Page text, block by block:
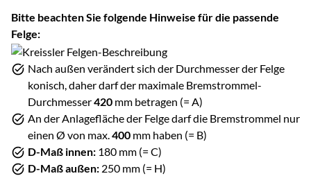
Bitte beachten Sie folgende Hinweise für die passende
Felge:
Nach außen verändert sich der Durchmesser der Felge
konisch, daher darf der maximale Bremstrommel-
Durchmesser420 mm betragen (= A)
An der Anlagefläche der Felge darf die Bremstrommel nur
einen Ø von max.400 mm haben (= B)
D-Maß innen: 180 mm (= C)
D-Maß außen: 250 mm (= H)